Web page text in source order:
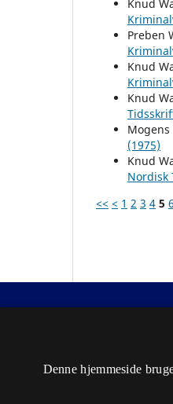
Knud
Preben
Knud
Knud
Mogens
(1975)
Knud
Nordisk
<< < 1 2 3 4 5 6
Nordisk
ISSN 2446-
Denne hjemmeside